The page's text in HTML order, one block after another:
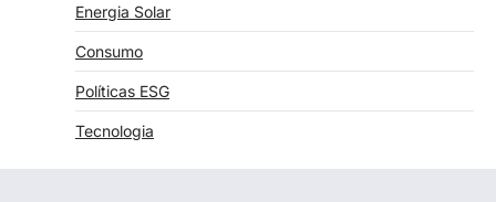
Energia Solar
Consumo
Políticas ESG
Tecnologia